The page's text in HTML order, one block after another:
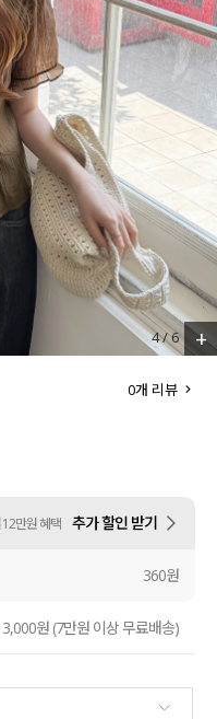
우터
셔츠
트
라우스
피스
스커트
웨어
4/6 +
0개 리뷰
12만원 혜택 추가 할인 받기
360원
3,000원 (7만원 이상 무료배송)